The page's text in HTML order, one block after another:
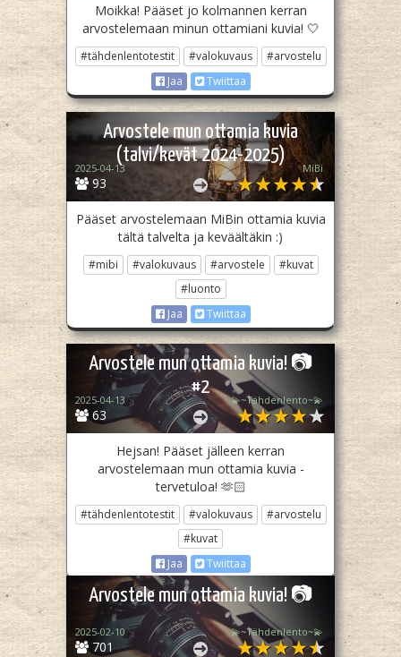
Moikka! Pääset jo kolmannen kerran
arvostelemaan minun ottamiani kuvia! 🤍
#tähdenlentotestit #valokuvaus
#arvostelu
Jaa
Twiittaa
Arvostele mun ottamia kuvia
(talvi/kevät 2024-2025)
93
2025-04-13 MiBi
Pääset arvostelemaan MiBin ottamia kuvia
tältä talvelta ja keväältäkin :)
#mibi #valokuvaus #arvostele
#kuvat
#luonto
Jaa
Twiittaa
Arvostele mun ottamia kuvia! 📷
#2
63
2025-04-13 💫~Tähdenlento~💫
Hejsan! Pääset jälleen kerran
arvostelemaan mun ottamia kuvia -
tervetuloa! 🫶🏻
#tähdenlentotestit #valokuvaus
#arvostelu
#kuvat
Jaa
Twiittaa
Arvostele mun ottamia kuvia! 📷
701
2025-02-10 💫~Tähdenlento~💫